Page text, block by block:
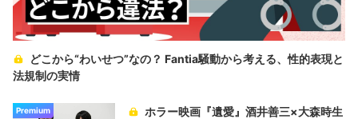
どこから“わいせつ”なの？ Fantia騒動から考える、性的表現と
法規制の実情
Premium
ホラー映画『遺愛』酒井善三×大森時生